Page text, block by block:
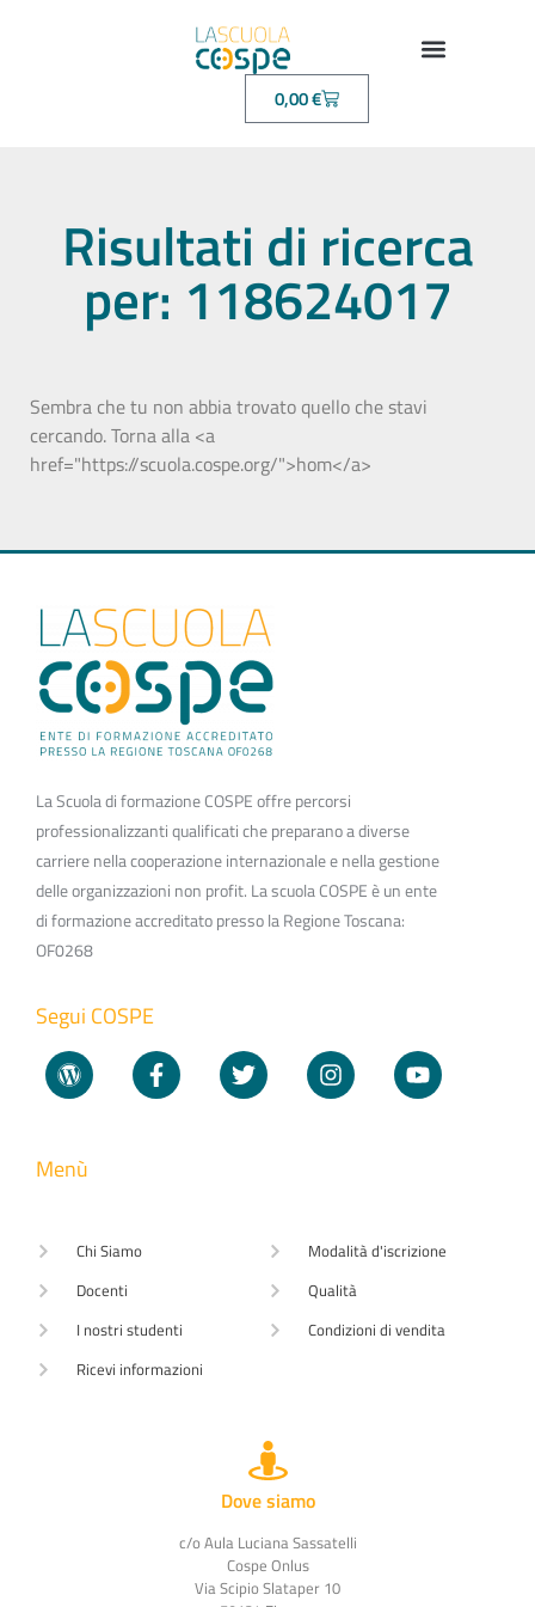
0,00€
Risultati di ricerca
per: 118624017
Sembra che tu non abbia trovato quello che stavi
cercando. Torna alla <a
href="https://scuola.cospe.org/">hom</a>
La Scuola di formazione COSPE offre percorsi
professionalizzanti qualificati che preparano a diverse
carriere nella cooperazione internazionale e nella gestione
delle organizzazioni non profit. La scuola COSPE è un ente
di formazione accreditato presso la Regione Toscana:
OF0268
Segui COSPE
Menù
Chi Siamo
Docenti
I nostri studenti
Ricevi informazioni
Modalità d'iscrizione
Qualità
Condizioni di vendita
Dove siamo
c/o Aula Luciana Sassatelli
Cospe Onlus
Via Scipio Slataper 10